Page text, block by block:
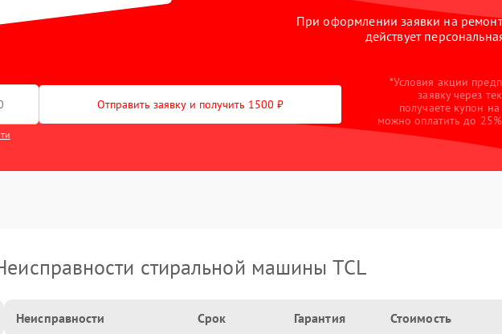
При оформлении заявки на ремонт
действует
Отправить заявку и получить 1500 ₽
*Условия акции
заявку через
получаете купон
можно оплатить до
стиральной машины TCL
Неисправности Срок Гарантия Стоимость